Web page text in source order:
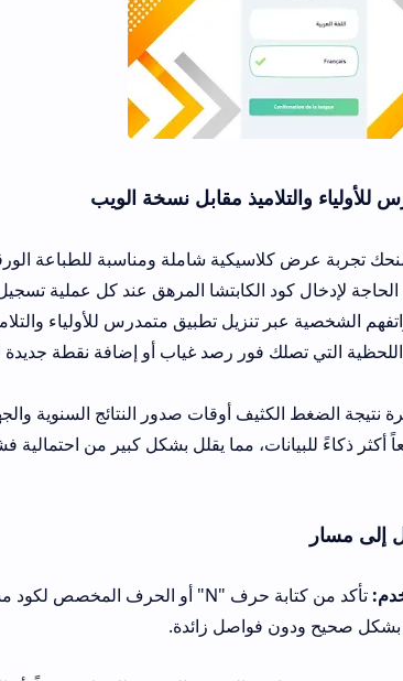
مقابل نسخة الويب
شاملة ومناسبة للطباعة الورقية. بالمقابل، يتيح
الكابتشا المرهق عند كل عملية تسجيل دخول جديدة.
تنزيل تطبيق متمدرس للأولياء والتلاميذ بشكل مباشر.
فور رصد غياب أو إضافة نقطة جديدة لملف الطالب
أوقات صدور النتائج السنوية والجهوية. بينما توفر
مما يقلل بشكل كبير من احتمالية فشل الدخول إلى
تأكد من كتابة حرف "N" أو الحرف المخصص لكود مسار كبيراً